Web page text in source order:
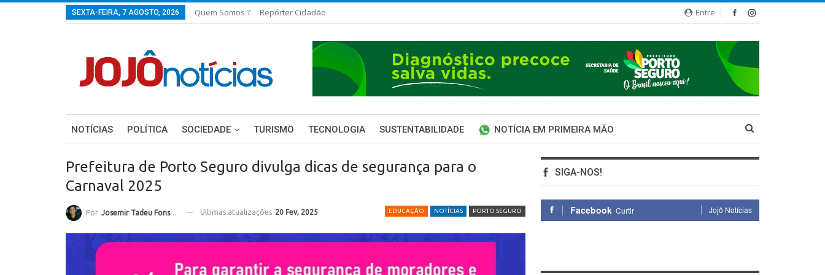
Entre
SEXTA-FEIRA, 7 AGOSTO, 2026 Quem Somos ? Repórter Cidadão
NOTÍCIAS POLÍTICA SOCIEDADE TURISMO TECNOLOGIA SUSTENTABILIDADE NOTÍCIA EM PRIMEIRA MÃO
Prefeitura de Porto Seguro divulga dicas de segurança para o
Carnaval 2025
EDUCAÇÃO NOTÍCIAS PORTO SEGURO
Por Josemir Tadeu Fonseca Ultimas atualizações 20 Fev, 2025
SIGA-NOS!
Facebook Curtir Jojô Notícias